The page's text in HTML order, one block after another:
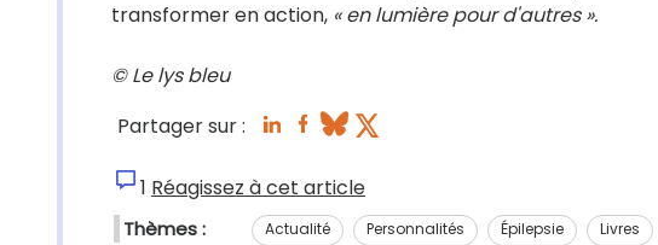
transformer en action, « en lumière pour d'autres ».
© Le lys bleu
Partager sur :
1 Réagissez à cet article
Thèmes : Actualité Personnalités Épilepsie Livres